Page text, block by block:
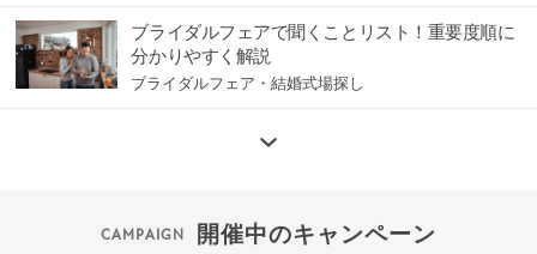
ブライダルフェアで聞くことリスト！重要度順に
分かりやすく解説
ブライダルフェア・結婚式場探し
開催中のキャンペーン